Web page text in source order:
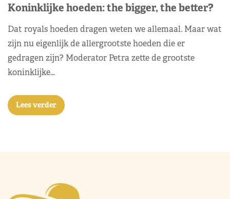
Koninklijke hoeden: the bigger, the better?
Dat royals hoeden dragen weten we allemaal. Maar wat
zijn nu eigenlijk de allergrootste hoeden die er
gedragen zijn? Moderator Petra zette de grootste
koninklijke…
Lees verder